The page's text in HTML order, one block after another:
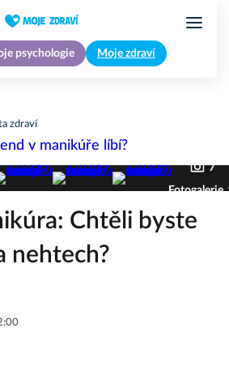
psychologie Moje zdraví
zdraví
7
Fotogalerie
Chtěli byste
nehtech?